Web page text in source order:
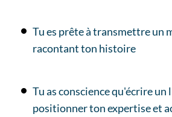
Tu es prête à transmettre un
racontant ton histoire
Tu as conscience qu'écrire un
positionner ton expertise et